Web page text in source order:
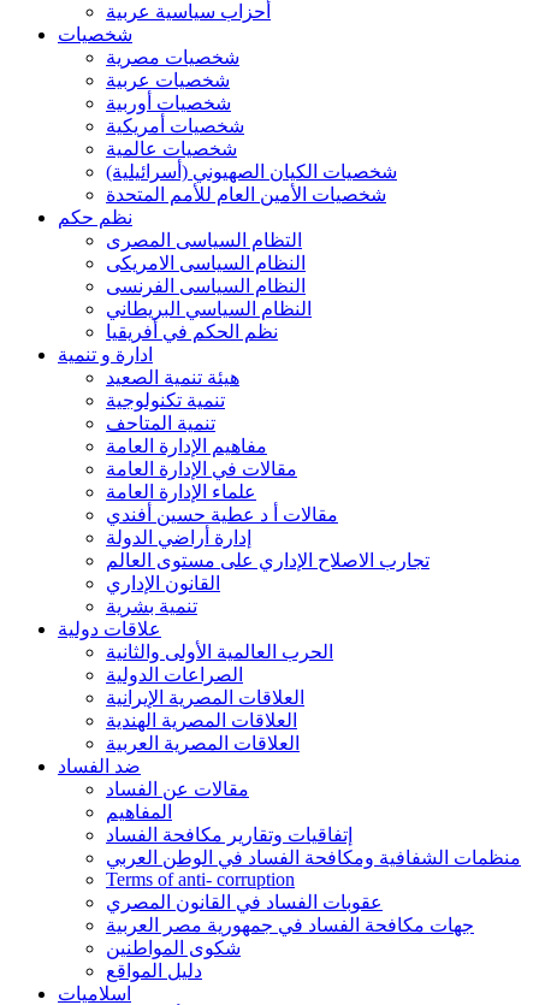
أحزاب سياسية عربية
شخصيات
شخصيات مصرية
شخصيات عربية
شخصيات أوربية
شخصيات أمريكية
شخصيات عالمية
شخصيات الكيان الصهيوني (أسرائيلية)
شخصيات الأمين العام للأمم المتحدة
نظم حكم
التظام السياسى المصرى
النظام السياسى الامريكى
النظام السياسى الفرنسى
النظام السياسي البريطاني
نظم الحكم في أفريقيا
ادارة و تنمية
هيئة تنمية الصعيد
تنمية تكنولوجية
تنمية المتاحف
مفاهيم الإدارة العامة
مقالات في الإدارة العامة
علماء الإدارة العامة
مقالات أ د عطية حسين أفندي
إدارة أراضي الدولة
تجارب الاصلاح الإداري على مستوى العالم
القانون الإداري
تنمية بشرية
علاقات دولية
الحرب العالمية الأولى والثانية
الصراعات الدولية
العلاقات المصرية الإيرانية
العلاقات المصرية الهندية
العلاقات المصرية العربية
ضد الفساد
مقالات عن الفساد
المفاهيم
إتفاقيات وتقارير مكافحة الفساد
منظمات الشفافية ومكافحة الفساد في الوطن العربي
Terms of anti- corruption
عقوبات الفساد في القانون المصري
جهات مكافحة الفساد في جمهورية مصر العربية
شكوى المواطنين
دليل المواقع
اسلاميات